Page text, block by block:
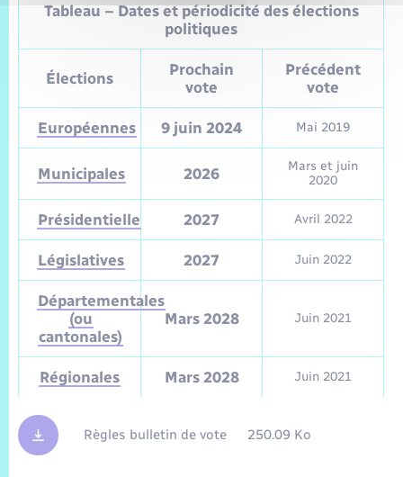
Tableau – Dates et périodicité des élections
politiques
Élections
Prochain
vote
Précédent
vote
Européennes 9 juin 2024 Mai 2019
Municipales 2026
Mars et juin
2020
Présidentielle 2027 Avril 2022
Législatives 2027 Juin 2022
Départementales
(ou
cantonales)
Mars 2028 Juin 2021
Régionales Mars 2028 Juin 2021
Règles bulletin de vote 250.09 Ko